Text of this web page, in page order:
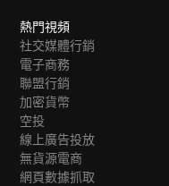
熱門視頻
社交媒體行銷
電子商務
聯盟行銷
加密貨幣
空投
線上廣告投放
無貨源電商
網頁數據抓取